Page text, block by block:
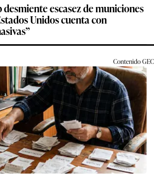
escasez de municiones
Unidos cuenta con
ContenidoGEC